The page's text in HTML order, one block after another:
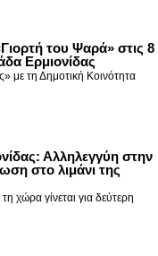
του Ψαρά» στις 8
Ερμιονίδας
με τη Δημοτική Κοινότητα
Αλληλεγγύη στην
στο λιμάνι της
χώρα γίνεται για δεύτερη